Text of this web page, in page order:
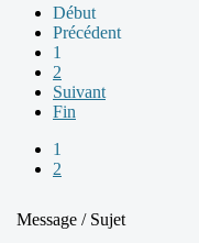
Début
Précédent
1
2
Suivant
Fin
1
2
Message / Sujet